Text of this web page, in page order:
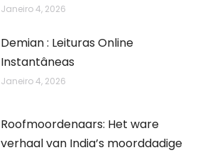
Janeiro 4, 2026
Demian : Leituras Online
Instantâneas
Janeiro 4, 2026
Roofmoordenaars: Het ware
verhaal van India’s moorddadige